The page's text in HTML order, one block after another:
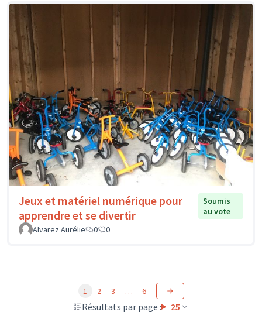
Jeux et matériel numérique pour
apprendre et se divertir
Soumis
au vote
Alvarez Aurélie
0 0
Résultats par page : 25
1 2 3 … 6